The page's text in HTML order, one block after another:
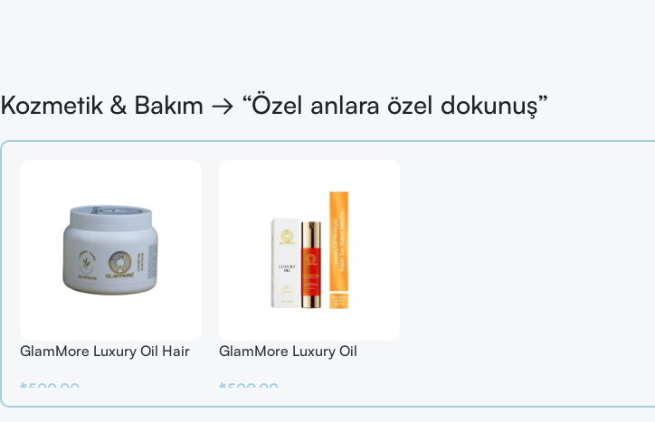
Kozmetik & Bakım → “Özel anlara özel dokunuş”
GlamMore Luxury Oil Hair
₺500.00
GlamMore Luxury Oil
Kırılmalarına Karşı Etkili
Bakım Serumu (50 ml)
₺500.00